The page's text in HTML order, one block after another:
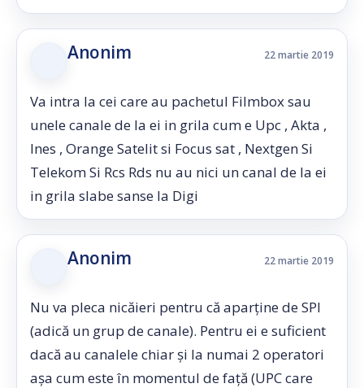
Anonim 22 martie 2019
Va intra la cei care au pachetul Filmbox sau
unele canale de la ei in grila cum e Upc , Akta ,
Ines , Orange Satelit si Focus sat , Nextgen Si
Telekom Si Rcs Rds nu au nici un canal de la ei
in grila slabe sanse la Digi
Anonim 22 martie 2019
Nu va pleca nicăieri pentru că aparține de SPI
(adică un grup de canale). Pentru ei e suficient
dacă au canalele chiar și la numai 2 operatori
așa cum este în momentul de față (UPC care